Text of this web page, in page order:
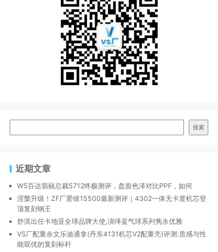
搜索
近期文章
WS百达翡丽总裁5712终极测评，盘面色泽对比PPF，如何
涅槃升级！ZF厂爱彼15500最新测评｜4302一体无卡度机芯登
顶复刻钢王
舒淇出任卡地亚全球品牌大使,演绎蓝气球系列隽永优雅
VS厂配重余文乐迪通拿(丹东4131机芯V2配重壳)评测:质感与性
能双优的复刻标杆